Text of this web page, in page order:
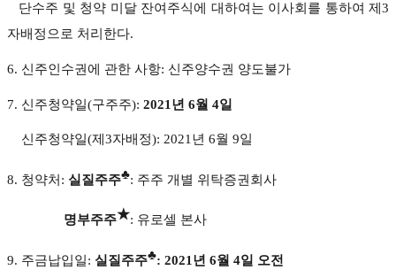
단수주 및 청약 미달 잔여주식에 대하여는 이사회를 통하여 제3
자배정으로 처리한다.
6. 신주인수권에 관한 사항: 신주양수권 양도불가
7. 신주청약일(구주주): 2021년 6월 4일
신주청약일(제3자배정): 2021년 6월 9일
8. 청약처: 실질주주♣: 주주 개별 위탁증권회사
명부주주★: 유로셀 본사
9. 주금납입일: 실질주주♣: 2021년 6월 4일 오전